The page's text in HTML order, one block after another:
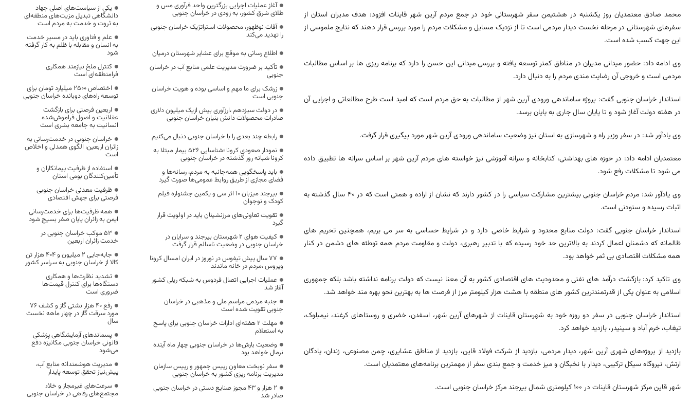
محمد صادق معتمدیان روز یکشنبه در هشتیمن سفر شهرستانی خود در جمع مردم آرین شهر قاینات افزود: هدف مدیران استان از
سفرهای شهرستانی در مرحله نخست دیدار مردمی است تا از نزدیک مسایل و مشکلات مردم را مورد بررسی قرار دهند که نتایج ملموسی از
این جهت کسب شده است.
وی ادامه داد: حضور میدانی مدیران در مناطق کمتر توسعه یافته و بررسی میدانی این حسن را دارد که برنامه ریزی ها بر اساس مطالبات
مردمی است و خروجی آن رضایت مندی مردم را به دنبال دارد.
استاندار خراسان جنوبی گفت: پروژه ساماندهی ورودی آرین شهر از مطالبات به حق مردم است که امید است طرح مطالعاتی و اجرایی آن
در هفته دولت آغاز شود و تا پایان سال جاری به پایان برسد.
وی یادآور شد: در سفر وزیر راه و شهرسازی به استان نیز وضعیت ساماندهی ورودی آرین شهر مورد پیگیری قرار گرفت.
معتمدیان ادامه داد: در حوزه های بهداشتی، کتابخانه و سرانه آموزشی نیز خواسته های مردم آرین شهر بر اساس سرانه ها تطبیق داده
می شود تا مشکلات رفع شود.
وی یادآور شد: مردم خراسان جنوبی بیشترین مشارکت سیاسی را در کشور دارند که نشان از اراده و همتی است که در ۴۰ سال گذشته به
اثبات رسیده و ستودنی است.
استاندار خراسان جنوبی گفت: دولت منابع محدود و شرایط خاصی دارد و در شرایط حساسی به سر می بریم، همچنین تحریم های
ظالمانه که دشمنان اعمال کردند به بالاترین حد خود رسیده که با تدبیر رهبری، دولت و مقاومت مردم همه توطئه های دشمن در کنار
همه مشکلات اقتصادی بی ثمر خواهد بود.
وی تاکید کرد: بازگشت درآمد های نفتی و محدودیت های اقتصادی کشور به آن معنا نیست که دولت برنامه نداشته باشد بلکه جمهوری
اسلامی به عنوان یکی از قدرتمندترین کشور های منطقه با هشت هزار کیلومتر مرز از فرصت ها به بهترین نحو بهره مند خواهد شد.
استاندار خراسان جنوبی در سفر دو روزه خود به شهرستان قاینات از شهرهای آرین شهر، اسفدن، خضری و روستاهای کرغند، نیمبلوک،
تیغاب، خرم آباد و سینیدر، بازدید خواهد کرد.
بازدید از پروژه‌های شهری آرین شهر، دیدار مردمی، بازدید از شرکت فولاد قاین، بازدید از مناطق عشایری، چمن مصنوعی، زندان، پادگان
ارتش، نیروگاه سیکل ترکیبی، دیدار با نخبگان و میز خدمت و جمع بندی سفر از مهمترین برنامه‌های معتمدیان است.
شهر قاین مرکز شهرستان قاینات در ۱۰۰ کیلومتری شمال بیرجند مرکز خراسان جنوبی است.
آغاز عملیات اجرایی بزرگترین واحد فرآوری مس و
طلای شرق کشور، به زودی در خراسان جنوبی
آفات نوظهور، محصولات استراتژیک خراسان جنوبی
را تهدید می‌کند
اطلاع رسانی به موقع برای عشایر شهرستان درمیان
تأکید بر ضرورت مدیریت علمی منابع آب در خراسان
جنوبی
زرشک برای ما مهم و اساسی بوده و هویت خراسان
جنوبی است
در دولت سیزدهم ،ارزآوری بیش ازیک میلیون دلاری
صادرات محصولات دانش بنیان خراسان جنوبی
رابطه چند بعدی را با خراسان جنوبی دنبال می‌کنیم
نمودار صعودی کرونا ؛شناسایی 526 بیمار مبتلا به
کرونا شبانه روز گذشته در خراسان جنوبی
باید پاسخگویی همه‌جانبه به مردم، رسانه‌ها و
فضای مجازی از طریق روابط عمومی‌ها صورت گیرد
بیرجند میزبان 10 اثر سی و یکمین جشنواره فیلم
کودک و نوجوان
تقویت تعاونی‌های مرزنشینان باید در اولویت قرار
گیرد
کیفیت هوای ۲ شهرستان‌ بیرجند و سرایان در
خراسان جنوبی در وضعیت ناسالم قرار گرفت
77 سال پیش تیفوس در نوروز در ایران امسال کرونا
ویروس ،مردم در خانه ماندند
عملیات اجرایی اتصال فردوس به شبکه ریلی کشور
آغاز شد
جنبه مردمی مراسم ملی و مذهبی در خراسان
جنوبی تقویت شده است
مهلت ۲ هفته‌ای ادارات خراسان جنوبی برای پاسخ
به استعلام
وضعیت بارش‌ها در خراسان جنوبی چهار ماه آینده
نرمال خواهد بود
سفر نوبخت معاون رییس جمهور و رییس سازمان
مدیریت برنامه ریزی کشور به خراسان جنوبی
۲ هزار و ۴۳ مجوز صنایع دستی در خراسان جنوبی
صادر شد
یکی از سیاست‌های اصلی جهاد
دانشگاهی تبدیل مزیت‌های منطقه‌ای
به ثروت و خدمت به مردم است
علم و فناوری باید در مسیر خدمت
به انسان و مقابله با ظلم به کار گرفته
شود
کنترل ملخ نیازمند همکاری
فرامنطقه‌ای است
اختصاص 2500 میلیارد تومان برای
توسعه راه‌های دوبانده خراسان جنوبی
اربعین فرصتی برای بازگشت
عقلانیت و اصول فراموش‌شده
انسانیت به جامعه بشری است
خراسان جنوبی در خدمت‌رسانی به
زائران اربعین، الگوی همدلی و اخلاص
است
استفاده از ظرفیت پیمانکاران و
تأمین‌کنندگان بومی استان
ظرفیت معدنی خراسان جنوبی
فرصتی برای جهش اقتصادی
همه ظرفیت‌ها برای خدمت‌رسانی
ایمن به زائران پایان صفر بسیج شود
53 موکب خراسان جنوبی در
خدمت زائران اربعین
جابه‌جایی 2 میلیون و 404 هزار تن
کالا از خراسان جنوبی به سراسر کشور
تشدید نظارت‌ها و همکاری
دستگاه‌ها برای کنترل قیمت‌ها
ضروری است
رفع 40 هزار نشتی گاز و کشف 76
مورد سرقت گاز در چهار ماهه نخست
سال
پسماندهای آزمایشگاهی پزشکی
قانونی خراسان جنوبی مکانیزه دفع
می‌شود
مدیریت هوشمندانه منابع آب،
پیش‌نیاز تحقق توسعه پایدار
سرعت‌های غیرمجاز و خلاء
مجتمع‌های رفاهی در خراسان جنوبی